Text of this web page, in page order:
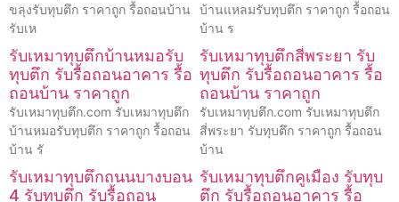
ขลุงรับทุบตึก ราคาถูก รื้อถอนบ้าน
รับเห
บ้านแหลมรับทุบตึก ราคาถูก รื้อถอน
บ้าน ร
รับเหมาทุบตึกบ้านหมอรับ
ทุบตึก รับรื้อถอนอาคาร รื้อ
ถอนบ้าน ราคาถูก
รับเหมาทุบตึก.com รับเหมาทุบตึก
บ้านหมอรับทุบตึก ราคาถูก รื้อถอน
บ้าน รั
รับเหมาทุบตึกสี่พระยา รับ
ทุบตึก รับรื้อถอนอาคาร รื้อ
ถอนบ้าน ราคาถูก
รับเหมาทุบตึก.com รับเหมาทุบตึก
สี่พระยา รับทุบตึก ราคาถูก รื้อถอน
บ้าน
รับเหมาทุบตึกถนนบางบอน
4 รับทุบตึก รับรื้อถอน
รับเหมาทุบตึกคูเมือง รับทุบ
ตึก รับรื้อถอนอาคาร รื้อ